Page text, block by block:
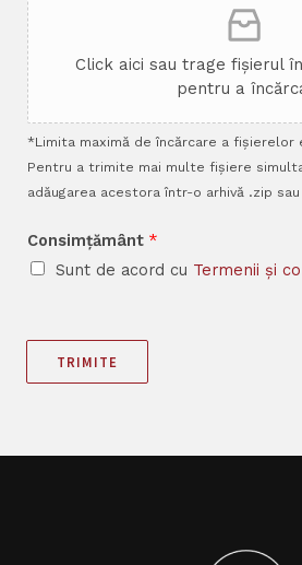
Click aici sau trage fișierul
pentru a
*Limita maximă de încărcare a fișierelor
Pentru a trimite mai multe fișiere
adăugarea acestora într-o arhivă .zip
Consimțământ *
Sunt de acord cu Termenii și
TRIMITE